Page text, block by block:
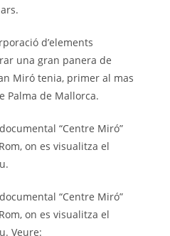
d’elements
una gran panera de
Miró tenia, primer al mas
Palma de Mallorca.
“Centre Miró”
on es visualitza el
“Centre Miró”
on es visualitza el
Veure: